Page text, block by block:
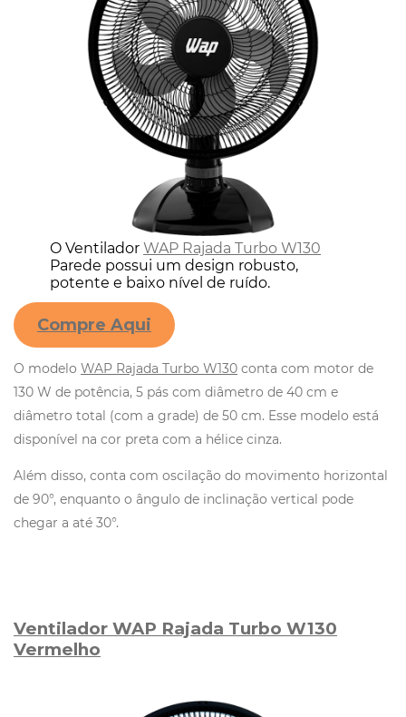
O Ventilador WAP Rajada Turbo W130
Parede possui um design robusto,
potente e baixo nível de ruído.
Compre Aqui
O modelo WAP Rajada Turbo W130 conta com motor de
130 W de potência, 5 pás com diâmetro de 40 cm e
diâmetro total (com a grade) de 50 cm. Esse modelo está
disponível na cor preta com a hélice cinza.
Além disso, conta com oscilação do movimento horizontal
de 90°, enquanto o ângulo de inclinação vertical pode
chegar a até 30°.
Ventilador WAP Rajada Turbo W130
Vermelho